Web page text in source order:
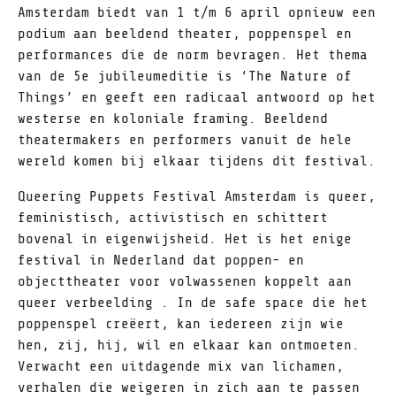
Amsterdam biedt van 1 t/m 6 april opnieuw een
podium aan beeldend theater, poppenspel en
performances die de norm bevragen. Het thema
van de 5e jubileumeditie is ‘The Nature of
Things’ en geeft een radicaal antwoord op het
westerse en koloniale framing. Beeldend
theatermakers en performers vanuit de hele
wereld komen bij elkaar tijdens dit festival.
Queering Puppets Festival Amsterdam is queer,
feministisch, activistisch en schittert
bovenal in eigenwijsheid. Het is het enige
festival in Nederland dat poppen- en
objecttheater voor volwassenen koppelt aan
queer verbeelding . In de safe space die het
poppenspel creëert, kan iedereen zijn wie
hen, zij, hij, wil en elkaar kan ontmoeten.
Verwacht een uitdagende mix van lichamen,
verhalen die weigeren in zich aan te passen